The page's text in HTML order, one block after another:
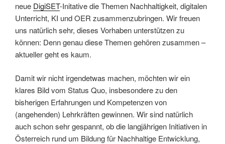
neue DigiSET-Initative die Themen Nachhaltigkeit, digitalen
Unterricht, KI und OER zusammenzubringen. Wir freuen
uns natürlich sehr, dieses Vorhaben unterstützen zu
können: Denn genau diese Themen gehören zusammen –
aktueller geht es kaum.
Damit wir nicht irgendetwas machen, möchten wir ein
klares Bild vom Status Quo, insbesondere zu den
bisherigen Erfahrungen und Kompetenzen von
(angehenden) Lehrkräften gewinnen. Wir sind natürlich
auch schon sehr gespannt, ob die langjährigen Initiativen in
Österreich rund um Bildung für Nachhaltige Entwicklung,